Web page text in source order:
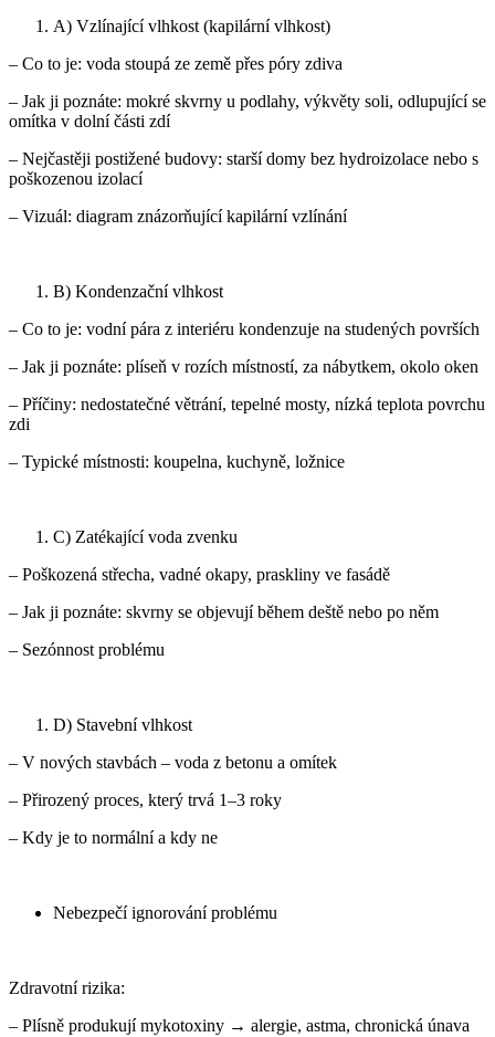
A) Vzlínající vlhkost (kapilární vlhkost)
– Co to je: voda stoupá ze země přes póry zdiva
– Jak ji poznáte: mokré skvrny u podlahy, výkvěty soli, odlupující se
omítka v dolní části zdí
– Nejčastěji postižené budovy: starší domy bez hydroizolace nebo s
poškozenou izolací
– Vizuál: diagram znázorňující kapilární vzlínání
B) Kondenzační vlhkost
– Co to je: vodní pára z interiéru kondenzuje na studených površích
– Jak ji poznáte: plíseň v rozích místností, za nábytkem, okolo oken
– Příčiny: nedostatečné větrání, tepelné mosty, nízká teplota povrchu
zdi
– Typické místnosti: koupelna, kuchyně, ložnice
C) Zatékající voda zvenku
– Poškozená střecha, vadné okapy, praskliny ve fasádě
– Jak ji poznáte: skvrny se objevují během deště nebo po něm
– Sezónnost problému
D) Stavební vlhkost
– V nových stavbách – voda z betonu a omítek
– Přirozený proces, který trvá 1–3 roky
– Kdy je to normální a kdy ne
Nebezpečí ignorování problému
Zdravotní rizika:
– Plísně produkují mykotoxiny → alergie, astma, chronická únava